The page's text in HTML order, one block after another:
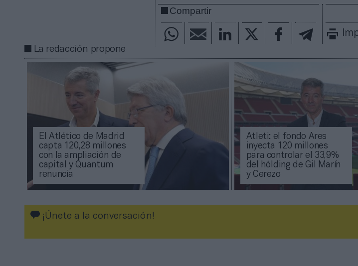
Compartir
La redacción propone
El Atlético de Madrid
capta 120,28 millones
con la ampliación de
capital y Quantum
renuncia
Atleti: el fondo Ares
inyecta 120 millones
para controlar el 33,9%
del hólding de Gil Marín
y Cerezo
¡Únete a la conversación!